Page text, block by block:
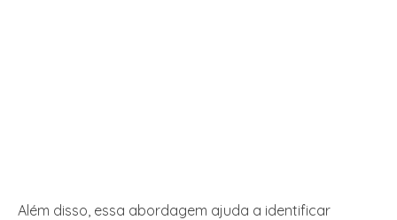
Além disso, essa abordagem ajuda a identificar